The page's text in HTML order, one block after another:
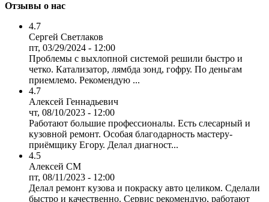
Отзывы о нас
4.7
Сергей Светлаков
пт, 03/29/2024 - 12:00
Проблемы с выхлопной системой решили быстро и
четко. Катализатор, лямбда зонд, гофру. По деньгам
приемлемо. Рекомендую ...
4.7
Алексей Геннадьевич
чт, 08/10/2023 - 12:00
Работают большие профессионалы. Есть слесарный и
кузовной ремонт. Особая благодарность мастеру-
приёмщику Егору. Делал диагност...
4.5
Алексей СМ
пт, 08/11/2023 - 12:00
Делал ремонт кузова и покраску авто целиком. Сделали
быстро и качественно. Сервис рекомендую, работают